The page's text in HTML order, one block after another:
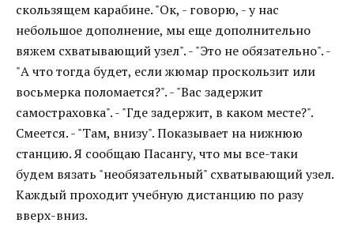
скользящем карабине. "Ок, - говорю, - у нас
небольшое дополнение, мы еще дополнительно
вяжем схватывающий узел". - "Это не обязательно". -
"А что тогда будет, если жюмар проскользит или
восьмерка поломается?". - "Вас задержит
самостраховка". - "Где задержит, в каком месте?".
Смеется. - "Там, внизу". Показывает на нижнюю
станцию. Я сообщаю Пасангу, что мы все-таки
будем вязать "необязательный" схватывающий узел.
Каждый проходит учебную дистанцию по разу
вверх-вниз.